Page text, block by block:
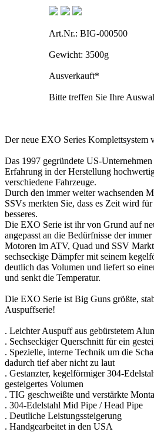
Art.Nr.: BIG-000500
Gewicht: 3500g
Ausverkauft*
Bitte treffen Sie Ihre
Der neue EXO Series Komplettsystem
Das 1997 gegründete US-
Erfahrung in der Herstellung
verschiedene Fahrzeuge.
Durch den immer weiter wachsenden
SSVs merkten Sie, dass es Zeit wird
besseres.
Die EXO Serie ist ihr von Grund auf
angepasst an die Bedürfnisse der
Motoren im ATV, Quad und SSV
sechseckige Dämpfer mit seinem
deutlich das Volumen und liefert so
und senkt die Temperatur.
Die EXO Serie ist Big Guns größte,
Auspuffserie!
. Leichter Auspuff aus gebürstetem
. Sechseckiger Querschnitt für ein
. Spezielle, interne Technik um die
dadurch tief aber nicht zu laut
. Gestanzter, kegelförmiger 304-
gesteigertes Volumen
. TIG geschweißte und verstärkte
. 304-Edelstahl Mid Pipe / Head Pipe
. Deutliche Leistungssteigerung
. Handgearbeitet in den USA